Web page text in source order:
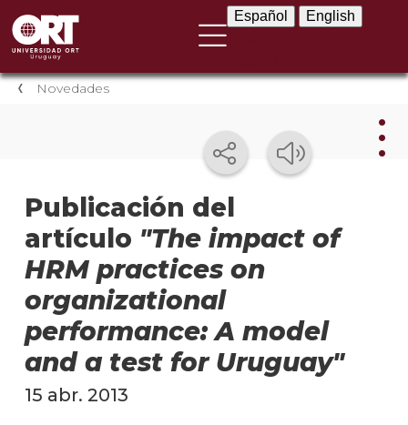
Español English
Novedades
Publicación del
artículo "The impact of
HRM practices on
organizational
performance: A model
and a test for Uruguay"
15 abr. 2013